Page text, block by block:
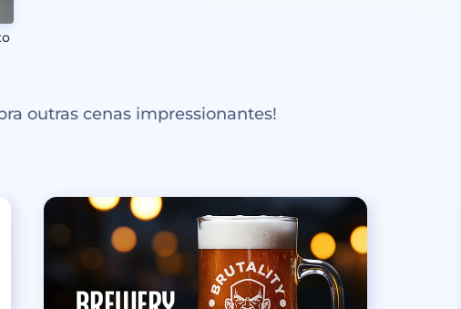
outras cenas impressionantes!